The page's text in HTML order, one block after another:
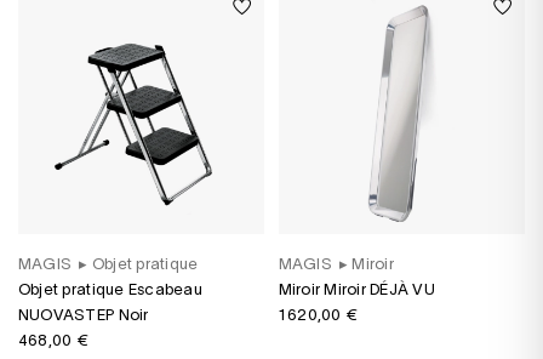
MAGIS ▸ Objet pratique
Objet pratique Escabeau
NUOVASTEP Noir
468,00 €
MAGIS ▸ Miroir
Miroir Miroir DÉJÀ VU
1 620,00 €